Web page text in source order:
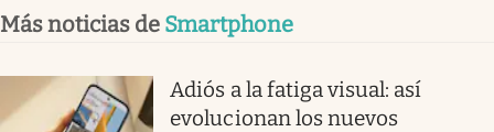
Más noticias de Smartphone
Adiós a la fatiga visual: así
evolucionan los nuevos